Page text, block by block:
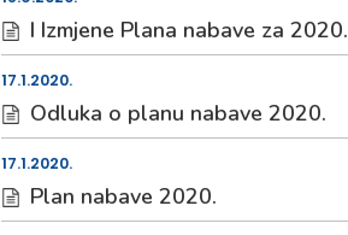
I Izmjene Plana nabave za 2020.
17.1.2020.
Odluka o planu nabave 2020.
17.1.2020.
Plan nabave 2020.